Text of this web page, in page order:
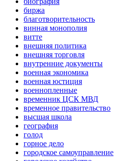
биржа
благотворительность
винная монополия
витте
внешняя политика
внешняя торговля
внутренние документы
военная экономика
военная юстиция
военнопленные
временник ЦСК МВД
временное правительство
высшая школа
география
голод
горное дело
городское самоуправление